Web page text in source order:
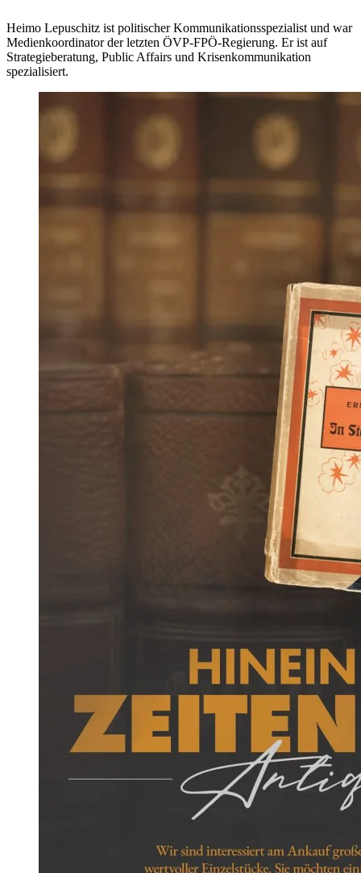
Heimo Lepuschitz ist politischer Kommunikationsspezialist und war
Medienkoordinator der letzten ÖVP-FPÖ-Regierung. Er ist auf
Strategieberatung, Public Affairs und Krisenkommunikation
spezialisiert.